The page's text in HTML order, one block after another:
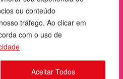
ou conteúdo
tráfego. Ao clicar em
com o uso de
Aceitar Todos
Sra. das Graças